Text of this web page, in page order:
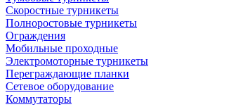
Скоростные турникеты
Полноростовые турникеты
Ограждения
Мобильные проходные
Электромоторные турникеты
Переграждающие планки
Сетевое оборудование
Коммутаторы